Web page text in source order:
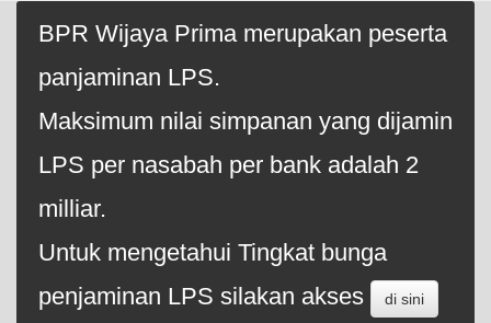
BPR Wijaya Prima merupakan peserta
panjaminan LPS.
Maksimum nilai simpanan yang dijamin
LPS per nasabah per bank adalah 2
milliar.
Untuk mengetahui Tingkat bunga
penjaminan LPS silakan akses
di sini